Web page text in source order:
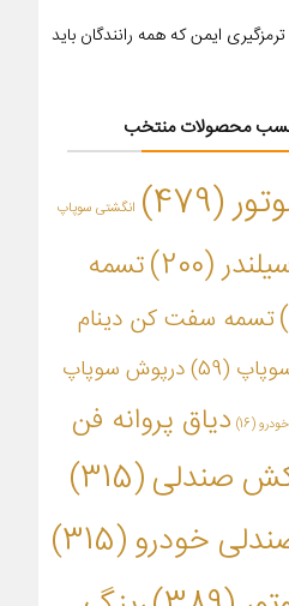
ایمن که همه رانندگان باید
محصولات منتخب
(479) انگشتی سوپاپ
(200)
تسمه
تسمه سفت کن دینام
(59)
درپوش سوپاپ
(16)
دیاق پروانه فن
صندلی(315)
خودرو(315)